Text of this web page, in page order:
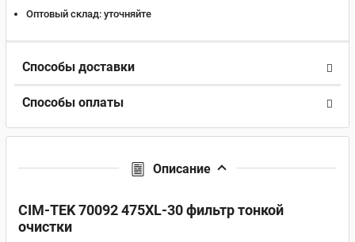
Оптовый склад: уточняйте
Способы доставки
Способы оплаты
Описание
CIM-TEK 70092 475XL-30 фильтр тонкой
очистки